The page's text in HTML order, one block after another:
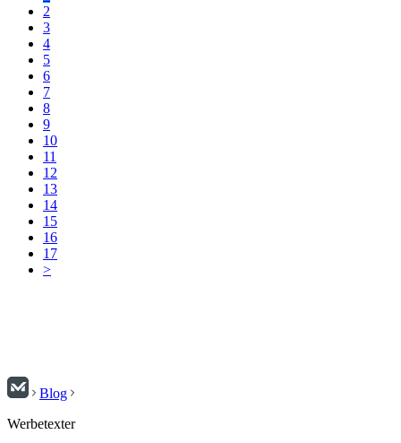
2
3
4
5
6
7
8
9
10
11
12
13
14
15
16
17
>
Blog
Werbetexter